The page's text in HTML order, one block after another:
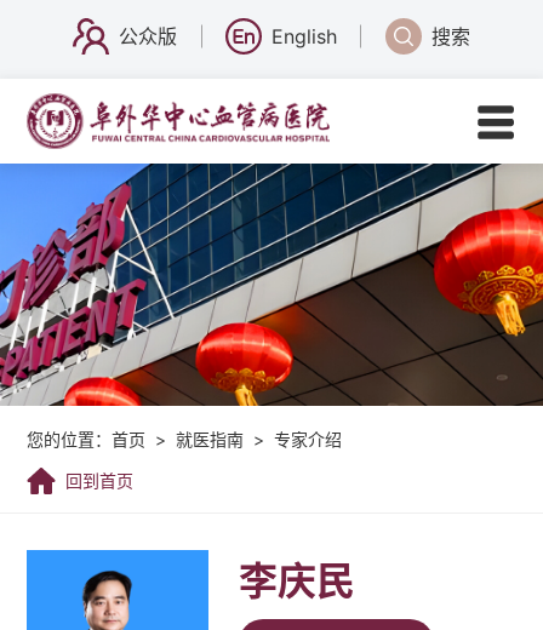
公众版 English 搜索
您的位置：首页 > 就医指南 > 专家介绍
回到首页
李庆民